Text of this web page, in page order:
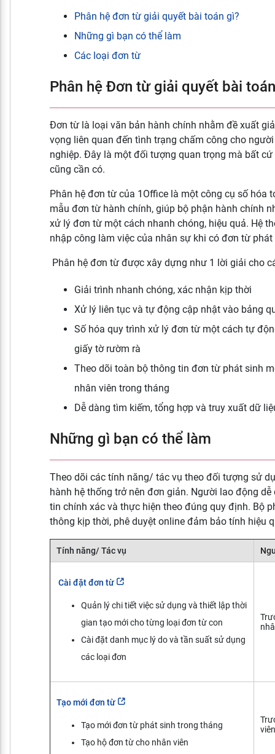
Phân hệ đơn từ giải quyết bài toán gì?
Những gì bạn có thể làm
Các loại đơn từ
Phân hệ Đơn từ giải quyết bài
Đơn từ là loại văn bản hành chính nhằm đề xuất
vọng liên quan đến tình trạng chấm công cho
nghiệp. Đây là một đối tượng quan trọng mà bất
cũng cần có.
Phân hệ đơn từ của 1Office là một công cụ số hóa
mẫu đơn từ hành chính, giúp bộ phận hành chính
xử lý đơn từ một cách nhanh chóng, hiệu quả. Hệ
nhập công làm việc của nhân sự khi có đơn từ phát
Phân hệ đơn từ được xây dựng như 1 lời giải cho
Giải trình nhanh chóng, xác nhận kịp thời
Xử lý liên tục và tự động cập nhật vào bảng
Số hóa quy trình xử lý đơn từ một cách tự
giấy tờ rườm rà
Theo dõi toàn bộ thông tin đơn từ phát sinh
nhân viên trong tháng
Dễ dàng tìm kiếm, tổng hợp và truy xuất dữ
Những gì bạn có thể làm
Theo dõi các tính năng/ tác vụ theo đối tượng sử
hành hệ thống trở nên đơn giản. Người lao động
tin chính xác và thực hiện theo đúng quy định. Bộ
thông kịp thời, phê duyệt online đảm bảo tính hiệu
Tính năng/ Tác vụ
Cài đặt đơn từ
Quản lý chi tiết việc sử dụng và thiết lập thời
gian tạo mới cho từng loại đơn từ con
Cài đặt danh mục lý do và tần suất sử dụng
các loại đơn
Tạo mới đơn từ
Tạo mới đơn từ phát sinh trong tháng
Tạo hộ đơn từ cho nhân viên
viên